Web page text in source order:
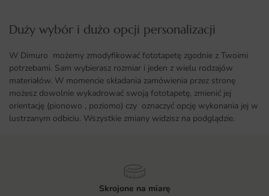
Duży wybór i dużo opcji personalizacji ​
W Dimuro możemy zmodyfikować fototapetę zgodnie z Twoimi
potrzebami. Sam wybierasz rozmiar i jeden z wielu rodzajów
materiałów. W momencie składania zamówienia przez stronę
możesz dowolnie wykadrować swoją fototapetę, zmienić jej
orientację (pionowo , poziomo) czy oznaczyć opcję wykonania jej w
lustrzanym odbiciu. Wszystkie zmiany widzisz na podglądzie.
Skrojone na miarę